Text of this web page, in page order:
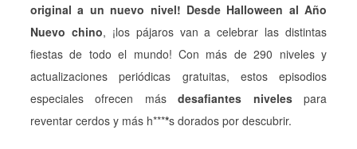
original a un nuevo nivel! Desde Halloween al Año
Nuevo chino, ¡los pájaros van a celebrar las distintas
fiestas de todo el mundo! Con más de 290 niveles y
actualizaciones periódicas gratuitas, estos episodios
especiales ofrecen másdesafiantes nivelespara
reventar cerdos y más h****s dorados por descubrir.